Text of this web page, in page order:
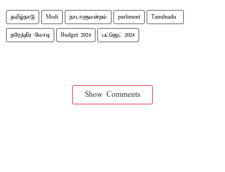
தமிழ்நாடு Modi நாடாளுமன்றம் parliment Tamilnadu ​
நரேந்திர மோடி Budget 2024 பட்ஜெட் 2024
Show Comments